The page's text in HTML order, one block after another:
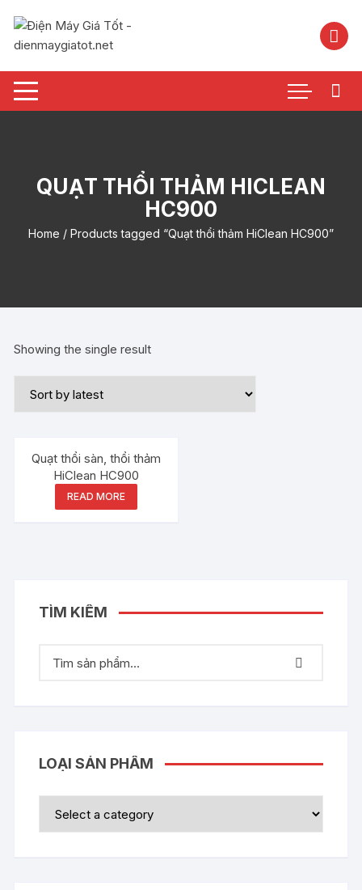
nội
QUẠT THỔI THẢM HICLEAN
HC900
Home / Products tagged “Quạt thổi thảm HiClean HC900”
Showing the single result
Quạt thổi sàn, thổi thảm
HiClean HC900
READ MORE
TÌM KIẾM
LOẠI SẢN PHẨM